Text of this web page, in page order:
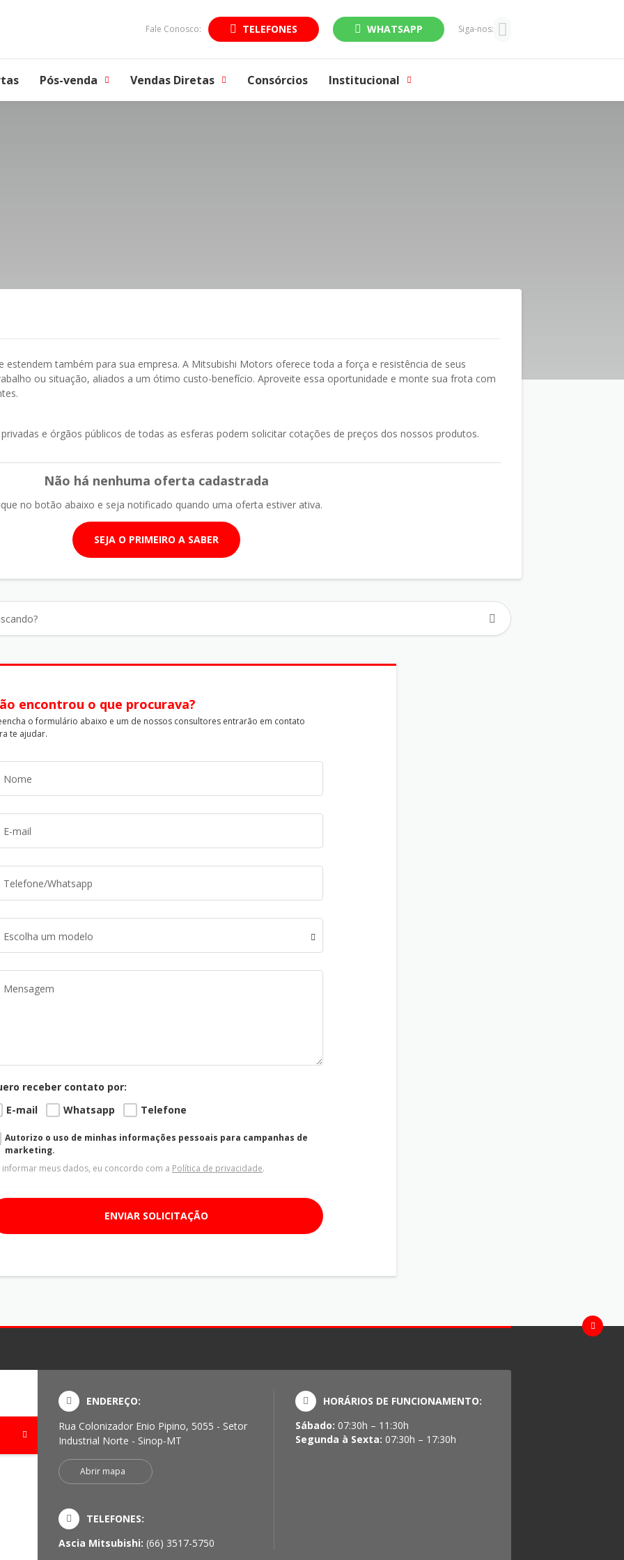
Fale Conosco: TELEFONES WHATSAPP Siga-nos:
Pós-venda Vendas Diretas Consórcios Institucional
estendem também para sua empresa. A Mitsubishi Motors oferece toda a força e resistência de seus
ou situação, aliados a um ótimo custo-benefício. Aproveite essa oportunidade e monte sua frota com
e órgãos públicos de todas as esferas podem solicitar cotações de preços dos nossos produtos.
Não há nenhuma oferta cadastrada
no botão abaixo e seja notificado quando uma oferta estiver ativa.
SEJA O PRIMEIRO A SABER
encontrou o que procurava?
o formulário abaixo e um de nossos consultores entrarão em contato
te ajudar.
Escolha um modelo
receber contato por:
E-mail
Whatsapp Telefone
Autorizo o uso de minhas informações pessoais para campanhas de
marketing.
informar meus dados, eu concordo com a Política de privacidade.
ENVIAR SOLICITAÇÃO
ENDEREÇO:
Rua Colonizador Enio Pipino, 5055 - Setor
Industrial Norte - Sinop-MT
Abrir mapa
TELEFONES:
Ascia Mitsubishi: (66) 3517-5750
HORÁRIOS DE FUNCIONAMENTO:
Sábado: 07:30h – 11:30h
Segunda à Sexta: 07:30h – 17:30h